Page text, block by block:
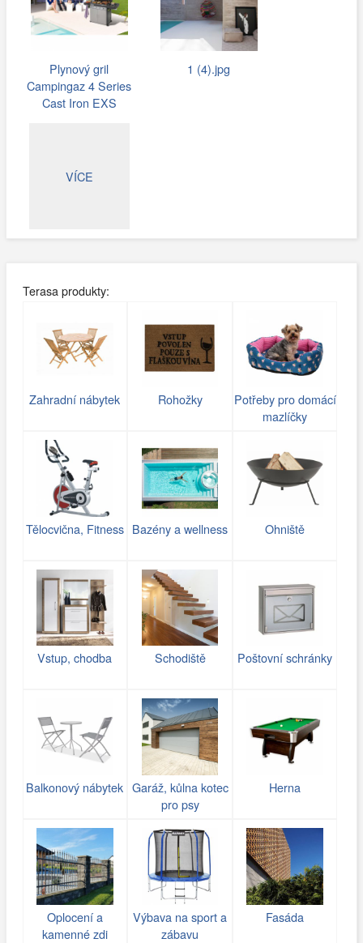
Plynový gril
Campingaz 4 Series
Cast Iron EXS
1 (4).jpg
VÍCE
Terasa produkty:
Zahradní nábytek Rohožky
Potřeby pro domácí
mazlíčky
Tělocvična, Fitness Bazény a wellness Ohniště
Vstup, chodba Schodiště Poštovní schránky
Balkonový nábytek Garáž, kůlna kotec
pro psy
Herna
Oplocení a
kamenné zdi
Výbava na sport a
zábavu
Fasáda